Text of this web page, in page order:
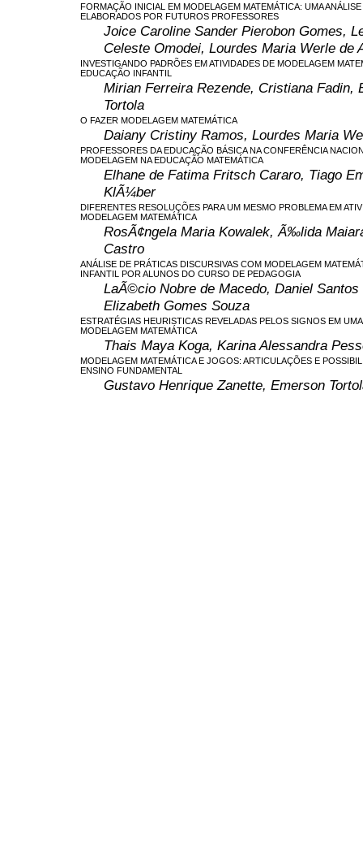
FORMAÇÃO INICIAL EM MODELAGEM MATEMÁTICA: UMA
ELABORADOS POR FUTUROS PROFESSORES
Joice Caroline Sander Pierobon Gomes,
Celeste Omodei, Lourdes Maria Werle de
INVESTIGANDO PADRÕES EM ATIVIDADES DE MODELAGEM
EDUCAÇÃO INFANTIL
Mirian Ferreira Rezende, Cristiana Fadin,
Tortola
O FAZER MODELAGEM MATEMÁTICA
Daiany Cristiny Ramos, Lourdes Maria
PROFESSORES DA EDUCAÇÃO BÁSICA NA CONFERÊNCIA
MODELAGEM NA EDUCAÇÃO MATEMÁTICA
Elhane de Fatima Fritsch Cararo, Tiago
KlÃ¼ber
DIFERENTES RESOLUÇÕES PARA UM MESMO PROBLEMA EM
MODELAGEM MATEMÁTICA
RosÃ¢ngela Maria Kowalek, Ã‰lida
Castro
ANÁLISE DE PRÁTICAS DISCURSIVAS COM MODELAGEM
INFANTIL POR ALUNOS DO CURSO DE PEDAGOGIA
LaÃ©cio Nobre de Macedo, Daniel
Elizabeth Gomes Souza
ESTRATÉGIAS HEURISTICAS REVELADAS PELOS SIGNOS EM
MODELAGEM MATEMÁTICA
Thais Maya Koga, Karina Alessandra
MODELAGEM MATEMÁTICA E JOGOS: ARTICULAÇÕES E
ENSINO FUNDAMENTAL
Gustavo Henrique Zanette, Emerson